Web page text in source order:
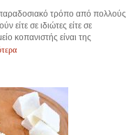
τρόπο από πολλούς
είτε σε ιδιώτες είτε σε
κοπανιστής είναι της